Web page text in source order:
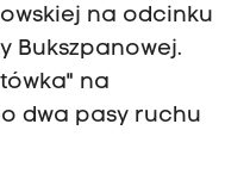
na odcinku
Bukszpanowej.
na
dwa pasy ruchu